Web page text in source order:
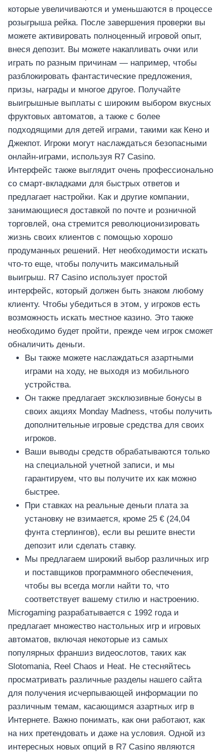
อุปกรณ์เครื่องใช้ภายในครัว
อุปกรณ์เครื่องใช้ภายในครัว
เตาอบไฟฟ้า
หม้อทอดไร้น้ำมัน
กาน้ำร้อน
เครื่องกดน้ำร้อน
เครื่องปั่นผลไม้
สินค้าตามแบรนด์
которые увеличиваются и уменьшаются в процессе
розыгрыша рейка. После завершения проверки вы
можете активировать полноценный игровой опыт,
внеся депозит. Вы можете накапливать очки или
играть по разным причинам — например, чтобы
разблокировать фантастические предложения,
призы, награды и многое другое. Получайте
выигрышные выплаты с широким выбором вкусных
фруктовых автоматов, а также с более
подходящими для детей играми, такими как Кено и
Джекпот. Игроки могут наслаждаться безопасными
онлайн-играми, используя R7 Casino.
Интерфейс также выглядит очень профессионально
со смарт-вкладками для быстрых ответов и
предлагает настройки. Как и другие компании,
занимающиеся доставкой по почте и розничной
торговлей, она стремится революционизировать
жизнь своих клиентов с помощью хорошо
продуманных решений. Нет необходимости искать
что-то еще, чтобы получить максимальный
выигрыш. R7 Casino использует простой
интерфейс, который должен быть знаком любому
клиенту. Чтобы убедиться в этом, у игроков есть
возможность искать местное казино. Это также
необходимо будет пройти, прежде чем игрок сможет
обналичить деньги.
Вы также можете наслаждаться азартными
играми на ходу, не выходя из мобильного
устройства.
Он также предлагает эксклюзивные бонусы в
своих акциях Monday Madness, чтобы получить
дополнительные игровые средства для своих
игроков.
Ваши выводы средств обрабатываются только
на специальной учетной записи, и мы
гарантируем, что вы получите их как можно
быстрее.
При ставках на реальные деньги плата за
установку не взимается, кроме 25 € (24,04
фунта стерлингов), если вы решите внести
депозит или сделать ставку.
Мы предлагаем широкий выбор различных игр
и поставщиков программного обеспечения,
чтобы вы всегда могли найти то, что
соответствует вашему стилю и настроению.
Microgaming разрабатывается с 1992 года и
предлагает множество настольных игр и игровых
автоматов, включая некоторые из самых
популярных франшиз видеослотов, таких как
Slotomania, Reel Chaos и Heat. Не стесняйтесь
просматривать различные разделы нашего сайта
для получения исчерпывающей информации по
различным темам, касающимся азартных игр в
Интернете. Важно понимать, как они работают, как
на них претендовать и даже на условия. Одной из
интересных новых опций в R7 Casino являются